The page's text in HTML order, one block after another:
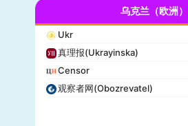
乌克兰（欧洲）
Ukr
真理报(Ukrayinska)
Censor
观察者网(Obozrevatel)